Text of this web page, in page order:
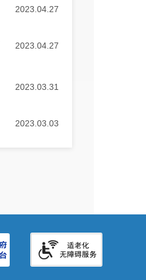
2023.04.27
2023.04.27
2023.03.31
2023.03.03